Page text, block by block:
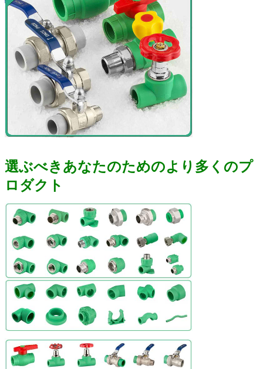
選ぶべきあなたのためのより多くのプ
ロダクト